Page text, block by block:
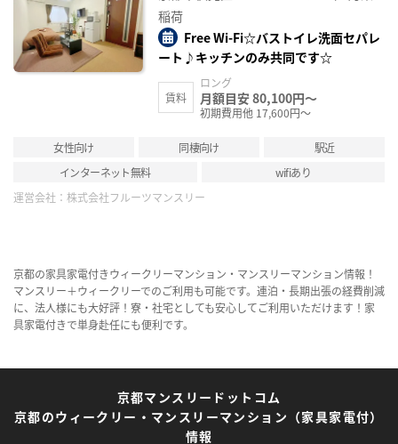
稲荷
Free Wi-Fi☆バストイレ洗面セパレ
ート♪キッチンのみ共同です☆
賃料
ロング
月額目安 80,100円～
初期費用他 17,600円～
女性向け 同棲向け
駅近
インターネット無料
wifiあり
運営会社： 株式会社フルーツマンスリー
京都の家具家電付きウィークリーマンション・マンスリーマンション情報！
マンスリー＋ウィークリーでのご利用も可能です。連泊・長期出張の経費削減
に、法人様にも大好評！寮・社宅としても安心してご利用いただけます！家
具家電付きで単身赴任にも便利です。
京都マンスリードットコム
京都のウィークリー・マンスリーマンション（家具家電付）
情報